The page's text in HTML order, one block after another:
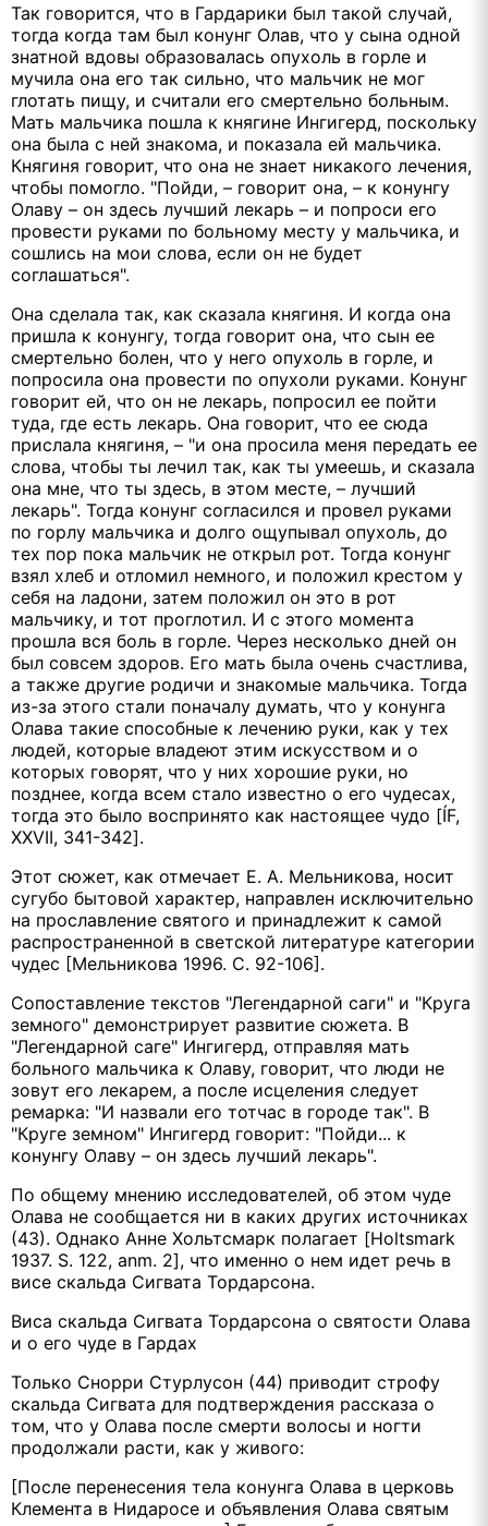
Так говорится, что в Гардарики был такой случай,
тогда когда там был конунг Олав, что у сына одной
знатной вдовы образовалась опухоль в горле и
мучила она его так сильно, что мальчик не мог
глотать пищу, и считали его смертельно больным.
Мать мальчика пошла к княгине Ингигерд, поскольку
она была с ней знакома, и показала ей мальчика.
Княгиня говорит, что она не знает никакого лечения,
чтобы помогло. "Пойди, – говорит она, – к конунгу
Олаву – он здесь лучший лекарь – и попроси его
провести руками по больному месту у мальчика, и
сошлись на мои слова, если он не будет
соглашаться".
Она сделала так, как сказала княгиня. И когда она
пришла к конунгу, тогда говорит она, что сын ее
смертельно болен, что у него опухоль в горле, и
попросила она провести по опухоли руками. Конунг
говорит ей, что он не лекарь, попросил ее пойти
туда, где есть лекарь. Она говорит, что ее сюда
прислала княгиня, – "и она просила меня передать ее
слова, чтобы ты лечил так, как ты умеешь, и сказала
она мне, что ты здесь, в этом месте, – лучший
лекарь". Тогда конунг согласился и провел руками
по горлу мальчика и долго ощупывал опухоль, до
тех пор пока мальчик не открыл рот. Тогда конунг
взял хлеб и отломил немного, и положил крестом у
себя на ладони, затем положил он это в рот
мальчику, и тот проглотил. И с этого момента
прошла вся боль в горле. Через несколько дней он
был совсем здоров. Его мать была очень счастлива,
а также другие родичи и знакомые мальчика. Тогда
из-за этого стали поначалу думать, что у конунга
Олава такие способные к лечению руки, как у тех
людей, которые владеют этим искусством и о
которых говорят, что у них хорошие руки, но
позднее, когда всем стало известно о его чудесах,
тогда это было воспринято как настоящее чудо [ÍF,
XXVII, 341-342].
Этот сюжет, как отмечает Е. А. Мельникова, носит
сугубо бытовой характер, направлен исключительно
на прославление святого и принадлежит к самой
распространенной в светской литературе категории
чудес [Мельникова 1996. С. 92-106].
Сопоставление текстов "Легендарной саги" и "Круга
земного" демонстрирует развитие сюжета. В
"Легендарной саге" Ингигерд, отправляя мать
больного мальчика к Олаву, говорит, что люди не
зовут его лекарем, а после исцеления следует
ремарка: "И назвали его тотчас в городе так". В
"Круге земном" Ингигерд говорит: "Пойди... к
конунгу Олаву – он здесь лучший лекарь".
По общему мнению исследователей, об этом чуде
Олава не сообщается ни в каких других источниках
(43). Однако Анне Хольтсмарк полагает [Holtsmark
1937. S. 122, anm. 2], что именно о нем идет речь в
висе скальда Сигвата Тордарсона.
Виса скальда Сигвата Тордарсона о святости Олава
и о его чуде в Гардах
Только Снорри Стурлусон (44) приводит строфу
скальда Сигвата для подтверждения рассказа о
том, что у Олава после смерти волосы и ногти
продолжали расти, как у живого:
[После перенесения тела конунга Олава в церковь
Клемента в Нидаросе и объявления Олава святым